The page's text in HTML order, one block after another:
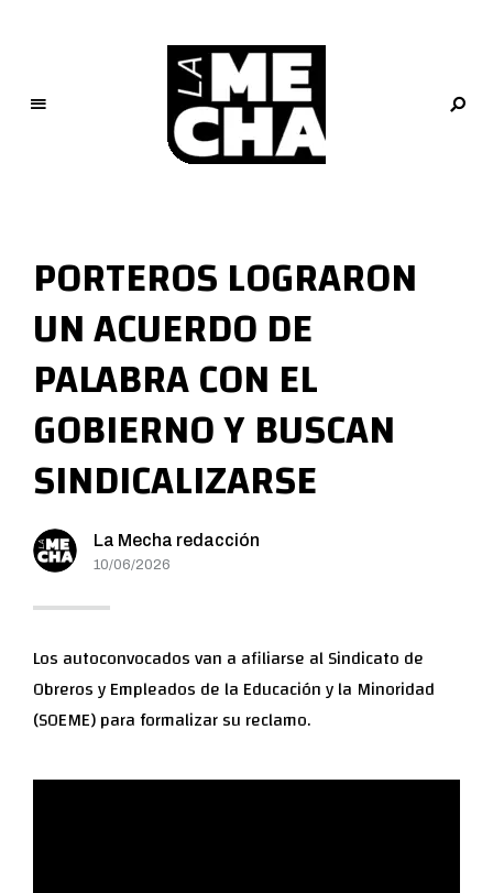
M
e
c
h
a
PERIODISMO DIGITAL
PORTEROS LOGRARON
UN ACUERDO DE
PALABRA CON EL
GOBIERNO Y BUSCAN
SINDICALIZARSE
La Mecha redacción
10/06/2026
Los autoconvocados van a afiliarse al Sindicato de
Obreros y Empleados de la Educación y la Minoridad
(SOEME) para formalizar su reclamo.